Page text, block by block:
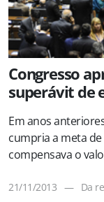
Congresso
superávit de
Em anos
cumpria a meta
compensava o
21/11/2013 — Da